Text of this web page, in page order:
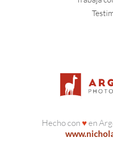
Hecho con ♥en